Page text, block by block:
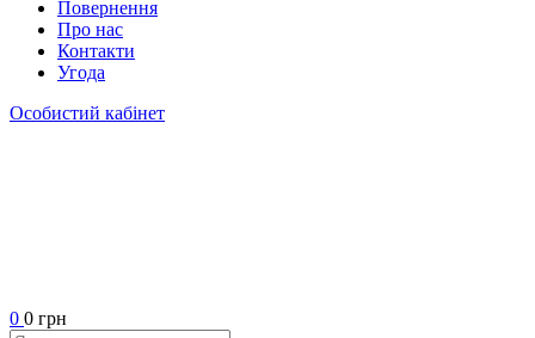
Повернення
Про нас
Контакти
Угода
Особистий кабінет
0 0 грн